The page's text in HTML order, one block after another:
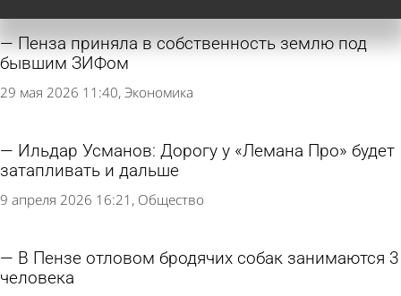
Пенза приняла в собственность землю под
бывшим ЗИФом
29 мая 2026 11:40 Экономика
Ильдар Усманов: Дорогу у «Лемана Про» будет
затапливать и дальше
9 апреля 2026 16:21 Общество
В Пензе отловом бродячих собак занимаются 3
человека